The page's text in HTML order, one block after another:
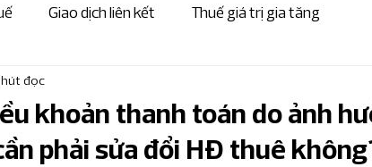
Giao dịch liên kết Thuế giá trị gia tăng
nhanh kế toán và kiểm toán
quan chuyên sâu Giá chuyển nhượng
khoản thanh toán do ảnh
phải sửa đổi HĐ thuê
đọc